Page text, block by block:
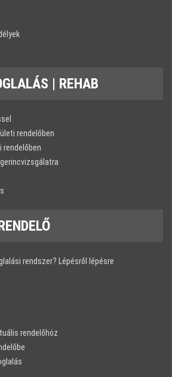
| REHAB
rendelőben
rendelőben
rendszer? Lépésről lépésre
rendelőhöz